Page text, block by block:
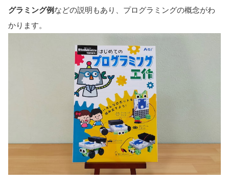
グラミング例 などの説明もあり、プログラミングの概念がわ
かります。